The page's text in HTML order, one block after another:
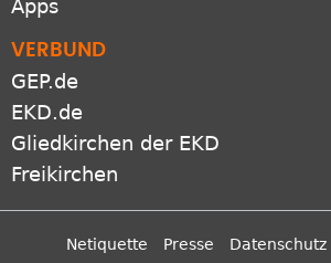
Apps
VERBUND
GEP.de
EKD.de
Gliedkirchen der EKD
Freikirchen
Netiquette Presse Datenschutz